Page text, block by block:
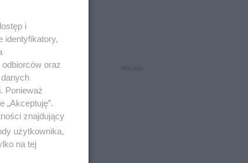
i
identyfikatory,
oraz
Ponieważ
„Akceptuję”.
znajdujący
użytkownika,
na tej